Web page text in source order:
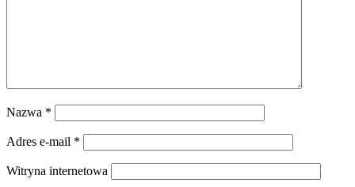
Nazwa *
Adres e-mail *
Witryna internetowa